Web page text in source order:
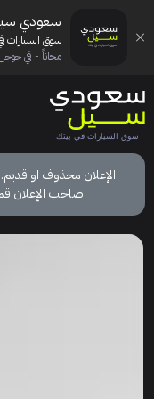
الإعلان محذوف او
صاحب الإعلان
سعودي
سوق السيارات
مجاناً - في